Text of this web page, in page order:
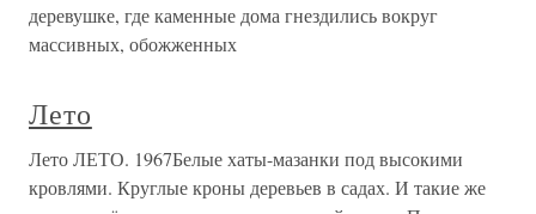
деревушке, где каменные дома гнездились вокруг
массивных, обожженных
Лето
Лето ЛЕТО. 1967Белые хаты-мазанки под высокими
кровлями. Круглые кроны деревьев в садах. И такие же